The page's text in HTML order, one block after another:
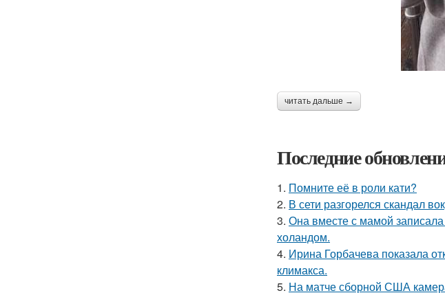
читать дальше →
Последние
1. Помните её в роли кати?
2. В сети разгорелся скандал
3. Она вместе с мамой
холандом.
4. Ирина Горбачева показала
климакса.
5. На матче сборной США